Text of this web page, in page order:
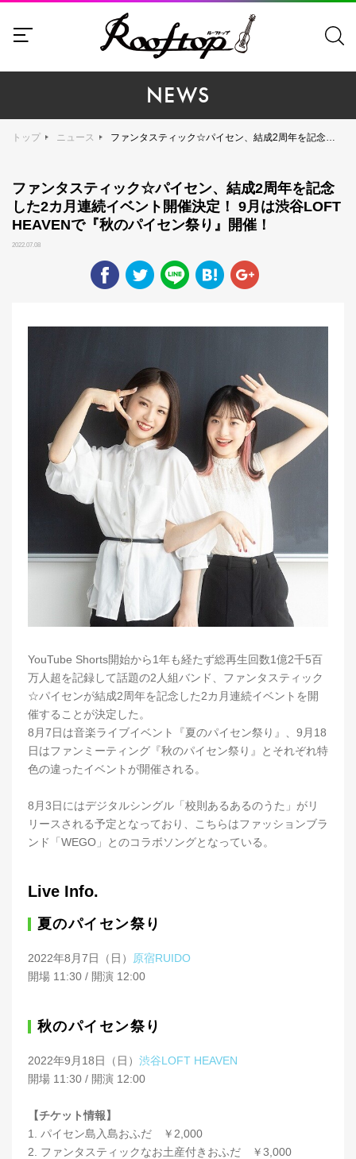
NEWS
トップ ニュース ファンタスティック☆パイセン、結成2周年を記念した2カ月連続イベント開催決定！ 9月は渋谷LOFT HEAVENで『秋のパイセン祭り』開催！
ファンタスティック☆パイセン、結成2周年を記念
した2カ月連続イベント開催決定！ 9月は渋谷LOFT
HEAVENで『秋のパイセン祭り』開催！
2022.07.08
YouTube Shorts開始から1年も経たず総再生回数1億2千5百
万人超を記録して話題の2人組バンド、ファンタスティック
☆パイセンが結成2周年を記念した2カ月連続イベントを開
催することが決定した。
8月7日は音楽ライブイベント『夏のパイセン祭り』、9月18
日はファンミーティング『秋のパイセン祭り』とそれぞれ特
色の違ったイベントが開催される。
8月3日にはデジタルシングル「校則あるあるのうた」がリ
リースされる予定となっており、こちらはファッションブラ
ンド「WEGO」とのコラボソングとなっている。
Live Info.
夏のパイセン祭り
2022年8月7日（日）
原宿RUIDO
開場 11:30 / 開演 12:00
秋のパイセン祭り
2022年9月18日（日） 渋谷LOFT HEAVEN
開場 11:30 / 開演 12:00
【チケット情報】
1. パイセン島入島おふだ ￥2,000
2. ファンタスティックなお土産付きおふだ ￥3,000